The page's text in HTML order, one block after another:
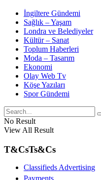
İngiltere Gündemi
Sağlık – Yaşam
Londra ve Belediyeler
Kültür – Sanat
Toplum Haberleri
Moda – Tasarım
Ekonomi
Olay Web Tv
Köşe Yazıları
Spor Gündemi
No Result
View All Result
T&CsTs&Cs
Classifieds Advertising
Payments